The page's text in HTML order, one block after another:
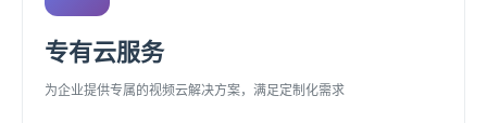
专有云服务
为企业提供专属的视频云解决方案，满足定制化需求